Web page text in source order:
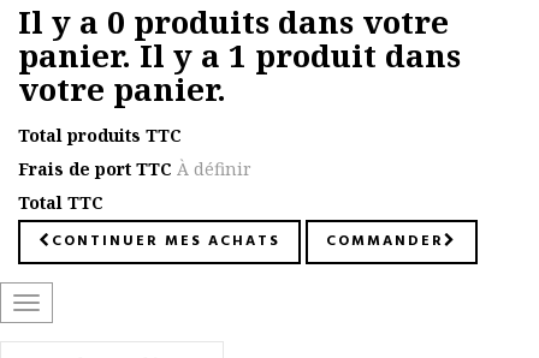
Il y a 0 produits dans votre
panier.Il y a 1 produit dans
votre panier.
Total produits TTC
Frais de port TTC À définir
Total TTC
CONTINUER MES ACHATS COMMANDER
Basculer
la